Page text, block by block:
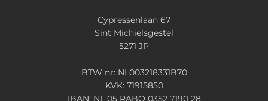
Cypressenlaan 67
Sint Michielsgestel
5271 JP
BTW nr: NL003218331B70
KVK: 71915850
IBAN: NL 05 RABO 0352 7190 28